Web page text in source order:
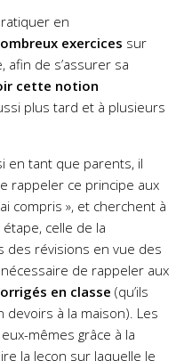
en
exercices sur
afin de s’assurer sa
cette notion
plus tard et à plusieurs
en tant que parents, il
rappeler ce principe aux
compris », et cherchent à
celle de la
des révisions en vue des
de rappeler aux
en classe (qu’ils
à la maison). Les
mêmes grâce à la
la leçon sur laquelle le